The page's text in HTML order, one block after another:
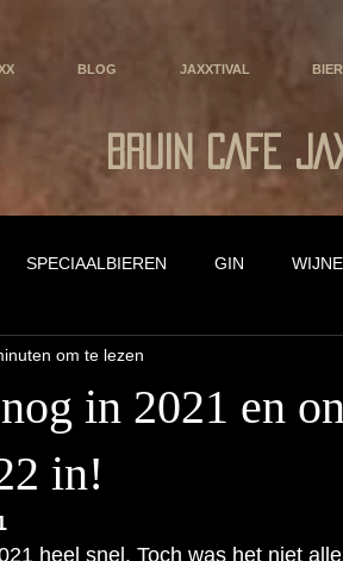
BLOG JAXXTIVAL
BRUIN CAFE
SPECIAALBIEREN GIN
in 2021 en
in!
om te lezen
heel snel. Toch was het niet